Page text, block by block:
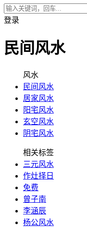
登录
民间风水
风水
民间风水
居家风水
阳宅风水
玄空风水
阴宅风水
相关标签
三元风水
作灶择日
免费
曾子南
李涵辰
杨公风水